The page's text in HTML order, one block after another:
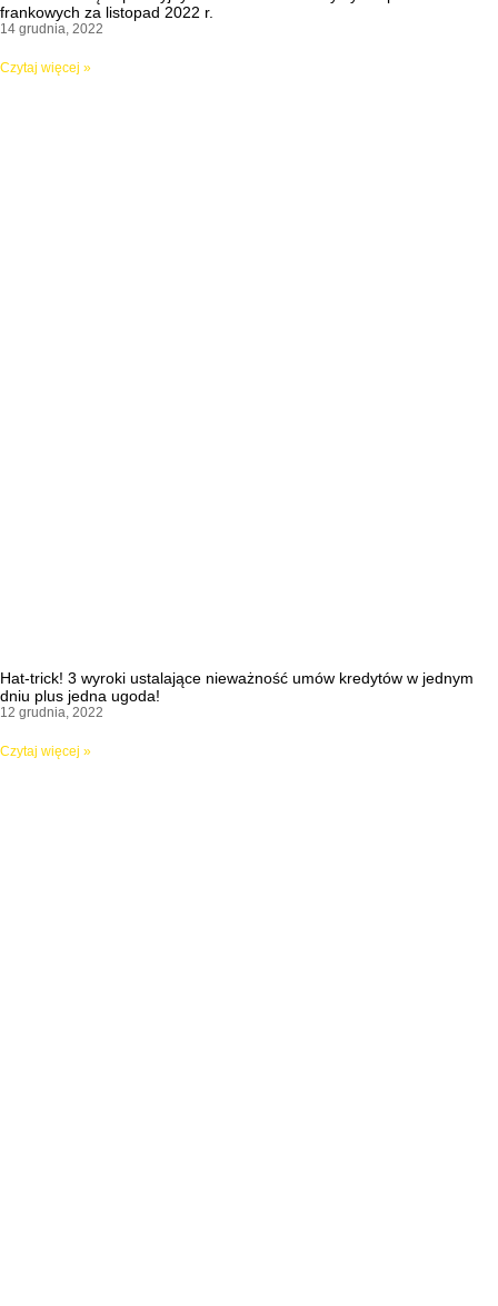
frankowych za listopad 2022 r.
14 grudnia, 2022
Czytaj więcej »
Hat-trick! 3 wyroki ustalające nieważność umów kredytów w jednym
dniu plus jedna ugoda!
12 grudnia, 2022
Czytaj więcej »